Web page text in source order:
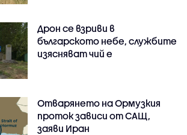
Дрон се взриви в
българското небе, службите
изясняват чий е
Отварянето на Ормузкия
проток зависи от САЩ,
заяви Иран